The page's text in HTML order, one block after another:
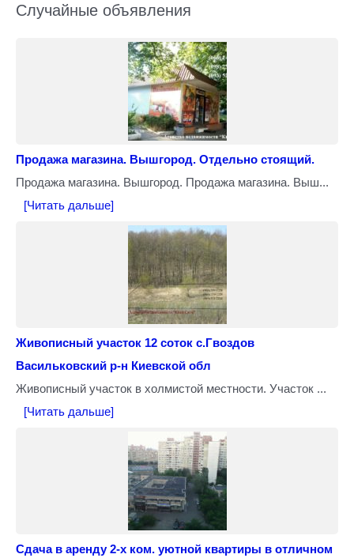
Случайные объявления
Продажа магазина. Вышгород. Отдельно стоящий.
Продажа магазина. Вышгород. Продажа магазина. Выш...
[Читать дальше]
Живописный участок 12 соток с.Гвоздов
Васильковский р-н Киевской обл
Живописный участок в холмистой местности. Участок ...
[Читать дальше]
Сдача в аренду 2-х ком. уютной квартиры в отличном